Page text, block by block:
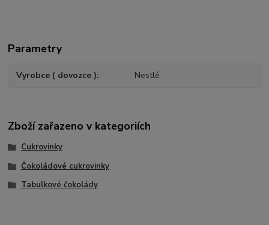
Parametry
Vyrobce ( dovozce ) Nestlé
Zboží zařazeno v kategoriích
Cukrovinky
Čokoládové cukrovinky
Tabulkové čokolády